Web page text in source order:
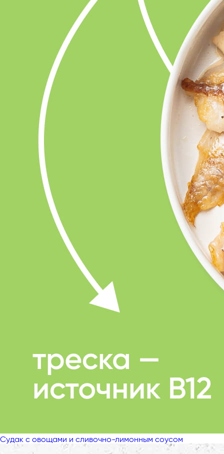
Судак с овощами и сливочно-лимонным соусом